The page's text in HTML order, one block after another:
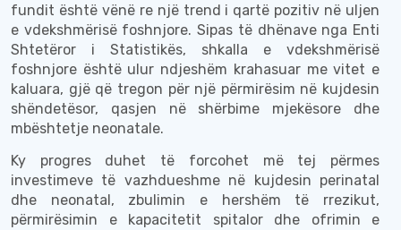
fundit është vënë renjë trend i qartë pozitiv në uljen
e vdekshmërisë foshnjore. Sipas të dhënave nga Enti
Shtetëror i Statistikës, shkalla e vdekshmërisë
foshnjore është ulur ndjeshëm krahasuar me vitet e
kaluara, gjë që tregon për një përmirësim në kujdesin
shëndetësor, qasjen në shërbime mjekësore dhe
mbështetje neonatale.
Ky progres duhet të forcohet më tej përmes
investimeve të vazhdueshme në kujdesin perinatal
dhe neonatal, zbulimin e hershëm të rrezikut,
përmirësimin e kapacitetit spitalor dhe ofrimin e